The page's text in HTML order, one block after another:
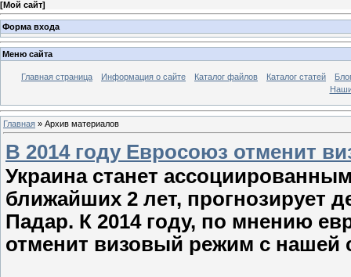
[Мой сайт]
Форма входа
Меню сайта
Главная страница Информация о сайте Каталог файлов Каталог статей
Главная » Архив материалов
В 2014 году Евросоюз отменит
Украина станет
ближайших 2 лет, прогнозирует
Падар. К 2014 году, по мнению
отменит визовый режим с нашей